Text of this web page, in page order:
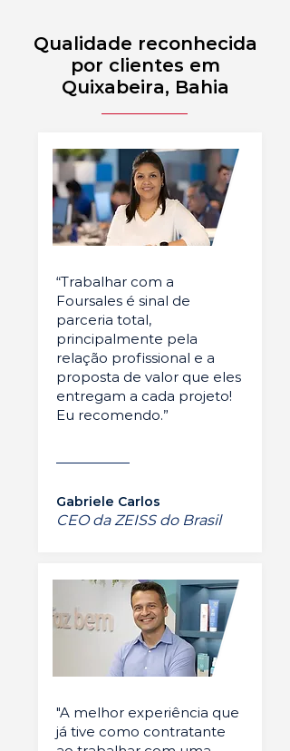
Qualidade reconhecida
por clientes em
Quixabeira, Bahia
“Trabalhar com a
Foursales é sinal de
parceria total,
principalmente pela
relação profissional e a
proposta de valor que eles
entregam a cada projeto!
Eu recomendo.”
Gabriele Carlos
CEO da ZEISS do Brasil
"A melhor experiência que
já tive como contratante